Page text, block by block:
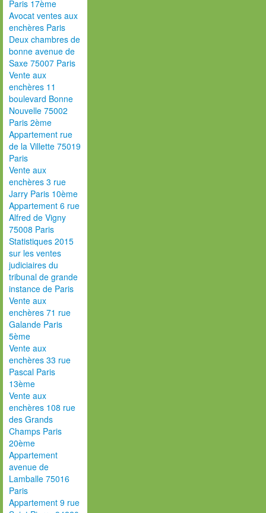
Paris 17ème
Avocat ventes aux
enchères Paris
Deux chambres de
bonne avenue de
Saxe 75007 Paris
Vente aux
enchères 11
boulevard Bonne
Nouvelle 75002
Paris 2ème
Appartement rue
de la Villette 75019
Paris
Vente aux
enchères 3 rue
Jarry Paris 10ème
Appartement 6 rue
Alfred de Vigny
75008 Paris
Statistiques 2015
sur les ventes
judiciaires du
tribunal de grande
instance de Paris
Vente aux
enchères 71 rue
Galande Paris
5ème
Vente aux
enchères 33 rue
Pascal Paris
13ème
Vente aux
enchères 108 rue
des Grands
Champs Paris
20ème
Appartement
avenue de
Lamballe 75016
Paris
Appartement 9 rue